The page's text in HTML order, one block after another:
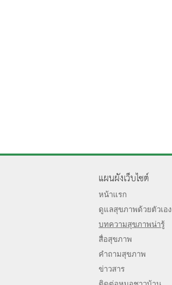
แผนผังเว็บไซต์
หน้าแรก
ดูแลสุขภาพด้วยตัวเอง
บทความสุขภาพน่ารู้
สื่อสุขภาพ
คำถามสุขภาพ
ข่าวสาร